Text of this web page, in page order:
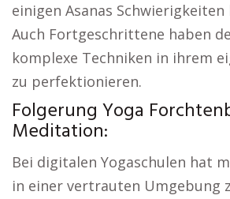
einigen Asanas
Auch Fortgeschrittene haben
komplexe Techniken in ihrem
zu perfektionieren.
Folgerung Yoga
Meditation:
Bei digitalen Yogaschulen hat
in einer vertrauten Umgebung